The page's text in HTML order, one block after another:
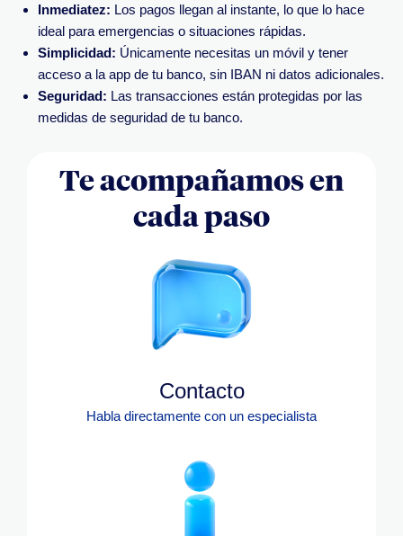
Inmediatez: Los pagos llegan al instante, lo que lo hace
ideal para emergencias o situaciones rápidas.
Simplicidad: Únicamente necesitas un móvil y tener
acceso a la app de tu banco, sin IBAN ni datos adicionales.
Seguridad: Las transacciones están protegidas por las
medidas de seguridad de tu banco.
Te acompañamos en
cada paso
Contacto
Habla directamente con un especialista